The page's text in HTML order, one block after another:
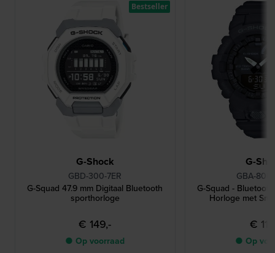
G-Shock
GBD-300-7ER
G-Squad 47.9 mm Digitaal Bluetooth
sporthorloge
€ 149,-
● Op voorraad
Bestseller
G-
GBA-800-
G-Squad -
Horloge met
€
● Op